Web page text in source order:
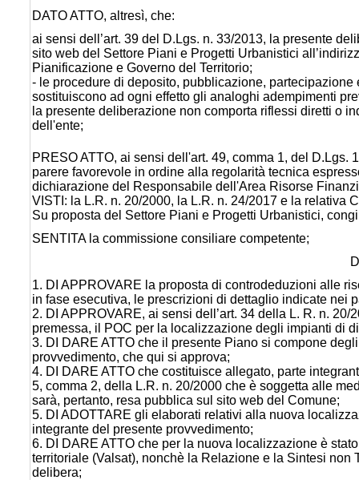
DATO ATTO, altresì, che:
ai sensi dell’art. 39 del D.Lgs. n. 33/2013, la presente
sito web del Settore Piani e Progetti Urbanistici
Pianificazione e Governo del Territorio;
- le procedure di deposito, pubblicazione,
sostituiscono ad ogni effetto gli analoghi adempimenti
la presente deliberazione non comporta riflessi diretti o
dell'ente;
PRESO ATTO, ai sensi dell'art. 49, comma 1, del
parere favorevole in ordine alla regolarità tecnica
dichiarazione del Responsabile dell'Area Risorse
VISTI: la L.R. n. 20/2000, la L.R. n. 24/2017 e la relativa
Su proposta del Settore Piani e Progetti Urbanistici,
SENTITA la commissione consiliare competente;
1. DI APPROVARE la proposta di controdeduzioni alle
in fase esecutiva, le prescrizioni di dettaglio indicate nei
2. DI APPROVARE, ai sensi dell’art. 34 della L. R. n.
premessa, il POC per la localizzazione degli impianti di
3. DI DARE ATTO che il presente Piano si compone
provvedimento, che qui si approva;
4. DI DARE ATTO che costituisce allegato, parte
5, comma 2, della L.R. n. 20/2000 che è soggetta alle
sarà, pertanto, resa pubblica sul sito web del Comune;
5. DI ADOTTARE gli elaborati relativi alla nuova
integrante del presente provvedimento;
6. DI DARE ATTO che per la nuova localizzazione è
territoriale (Valsat), nonchè la Relazione e la Sintesi
delibera;